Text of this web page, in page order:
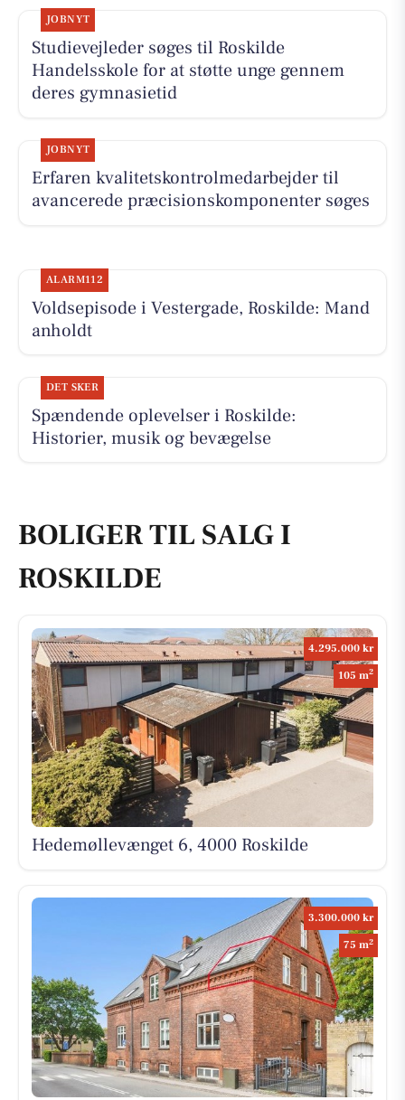
JOBNYT
Studievejleder søges til Roskilde
Handelsskole for at støtte unge gennem
deres gymnasietid
JOBNYT
Erfaren kvalitetskontrolmedarbejder til
avancerede præcisionskomponenter søges
ALARM112
Voldsepisode i Vestergade, Roskilde: Mand
anholdt
DET SKER
Spændende oplevelser i Roskilde:
Historier, musik og bevægelse
BOLIGER TIL SALG I
ROSKILDE
4.295.000 kr
105 m2
Hedemøllevænget 6, 4000 Roskilde
3.300.000 kr
75 m2